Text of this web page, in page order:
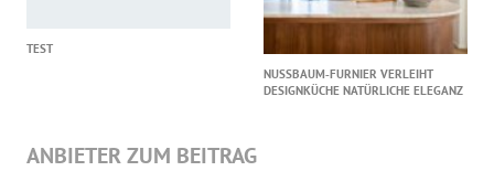
TEST
NUSSBAUM‑FURNIER VERLEIHT
DESIGNKÜCHE NATÜRLICHE ELEGANZ
ANBIETER ZUM BEITRAG